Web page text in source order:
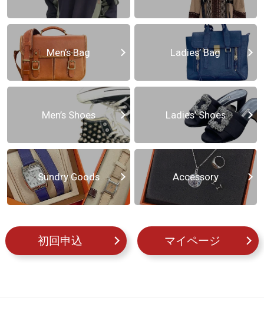
Men’s Bag Ladies’ Bag
Men’s Shoes Ladies’ Shoes
Sundry Goods Accessory
初回申込 マイページ